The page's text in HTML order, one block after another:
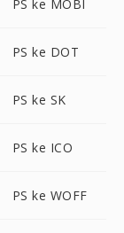
PS ke MOBI
PS ke DOT
PS ke SK
PS ke ICO
PS ke WOFF